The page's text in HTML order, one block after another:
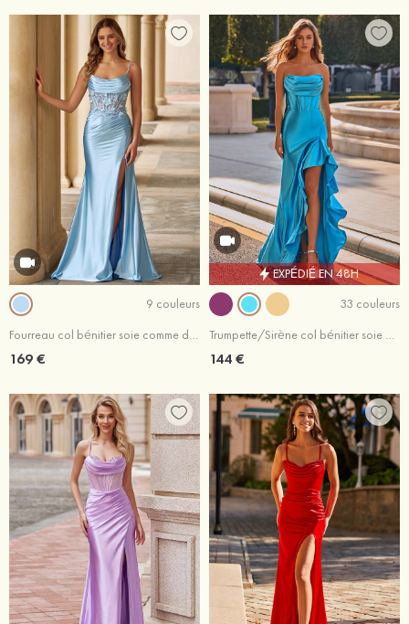
9 couleurs
Fourreau col bénitier soie comme du satin traîne balayage robe de bal avec appliqué fleurs paillettes
169 €
EXPÉDIÉ EN 48H
33 couleurs
Trumpette/Sirène col bénitier soie comme du satin traîne balayage robe de bal
144 €